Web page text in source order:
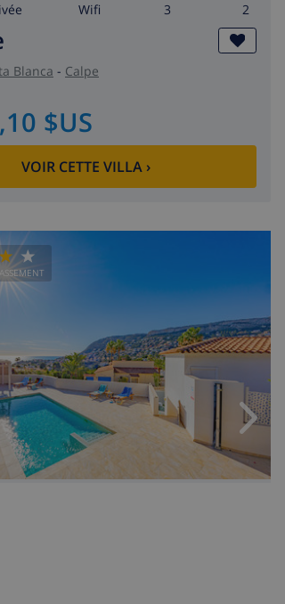
wifi 3 2
Blanca - Calpe
$US
VOIR CETTE VILLA›